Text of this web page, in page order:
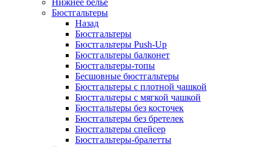
Нижнее белье
Бюстгальтеры
Назад
Бюстгальтеры
Бюстгальтеры Push-Up
Бюстгальтеры балконет
Бюстгальтеры-топы
Бесшовные бюстгальтеры
Бюстгальтеры с плотной чашкой
Бюстгальтеры с мягкой чашкой
Бюстгальтеры без косточек
Бюстгальтеры без бретелек
Бюстгальтеры спейсер
Бюстгальтеры-бралетты